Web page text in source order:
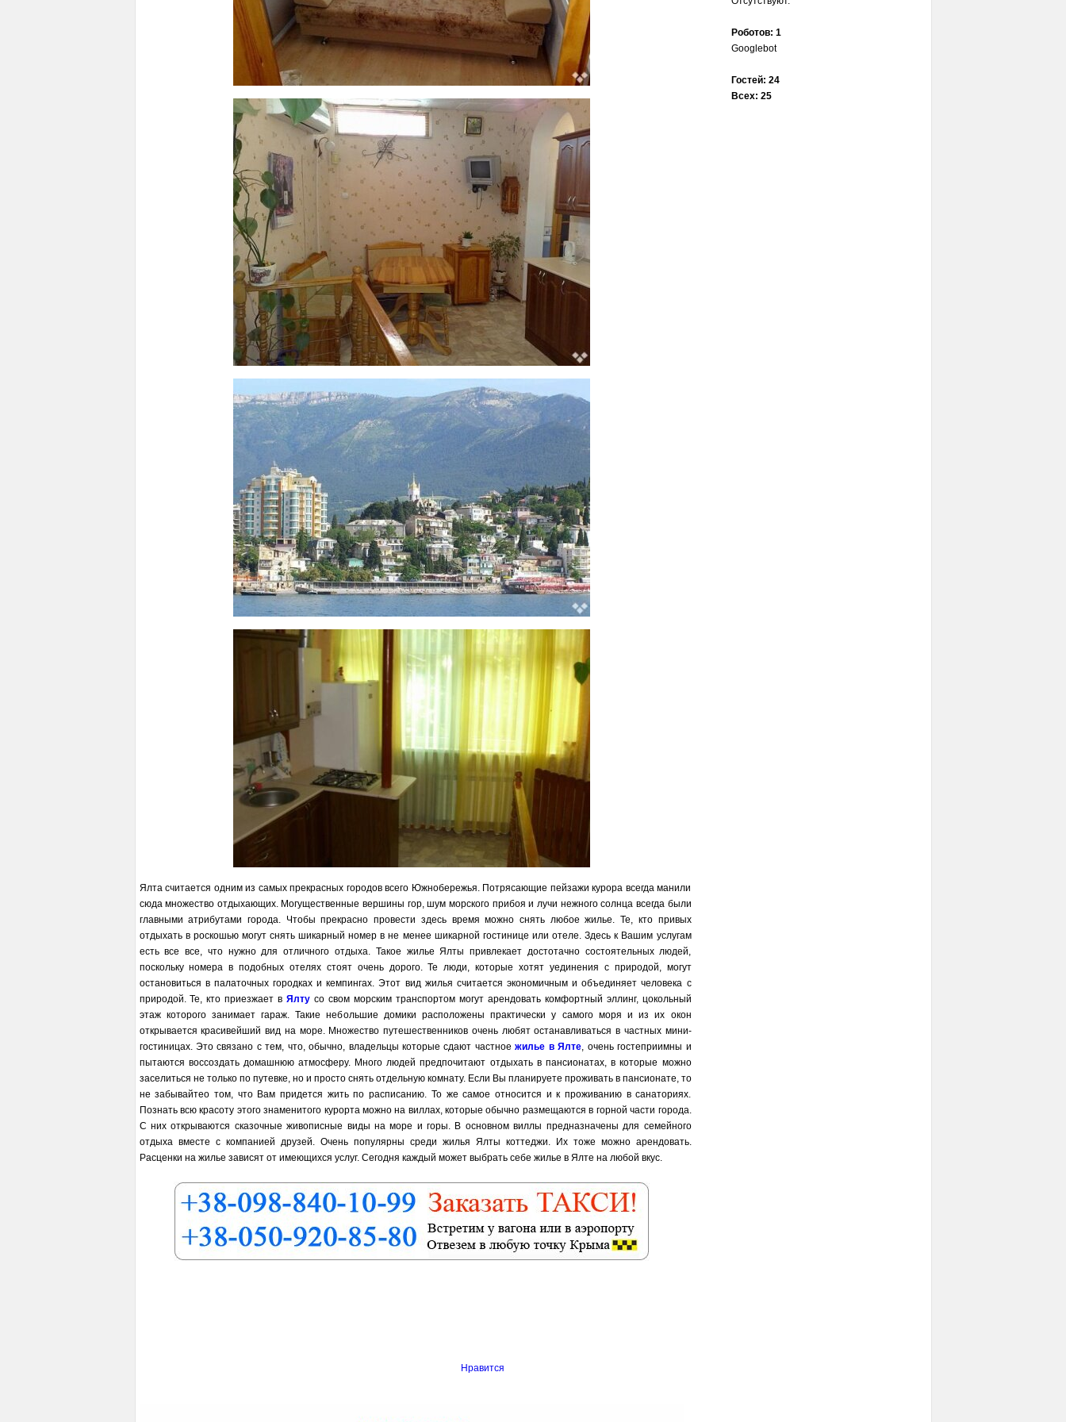
Ялта считается одним из самых прекрасных городов всего Южнобережья. Потрясающие пейзажи курора всегда манили
сюда множество отдыхающих. Могущественные вершины гор, шум морского прибоя и лучи нежного солнца всегда были
главными атрибутами города. Чтобы прекрасно провести здесь время можно снять любое жилье. Те, кто привых
отдыхать в роскошью могут снять шикарный номер в не менее шикарной гостинице или отеле. Здесь к Вашим услугам
есть все все, что нужно для отличного отдыха. Такое жилье Ялты привлекает достотачно состоятельных людей,
поскольку номера в подобных отелях стоят очень дорого. Те люди, которые хотят уединения с природой, могут
остановиться в палаточных городках и кемпингах. Этот вид жилья считается экономичным и объединяет человека с
природой. Те, кто приезжает вЯлту со свом морским транспортом могут арендовать комфортный эллинг, цокольный
этаж которого занимает гараж. Такие небольшие домики расположены практически у самого моря и из их окон
открывается красивейший вид на море. Множество путешественников очень любят останавливаться в частных мини-
гостиницах. Это связано с тем, что, обычно, владельцы которые сдают частноежилье в Ялте, очень гостеприимны и
пытаются воссоздать домашнюю атмосферу. Много людей предпочитают отдыхать в пансионатах, в которые можно
заселиться не только по путевке, но и просто снять отдельную комнату. Если Вы планируете проживать в пансионате, то
не забывайтео том, что Вам придется жить по расписанию. То же самое относится и к проживанию в санаториях.
Познать всю красоту этого знаменитого курорта можно на виллах, которые обычно размещаются в горной части города.
С них открываются сказочные живописные виды на море и горы. В основном виллы предназначены для семейного
отдыха вместе с компанией друзей. Очень популярны среди жилья Ялты коттеджи. Их тоже можно арендовать.
Расценки на жилье зависят от имеющихся услуг. Сегодня каждый может выбрать себе жилье в Ялте на любой вкус.
Нравится
Роботов: 1
Googlebot
Гостей: 24
Всех: 25